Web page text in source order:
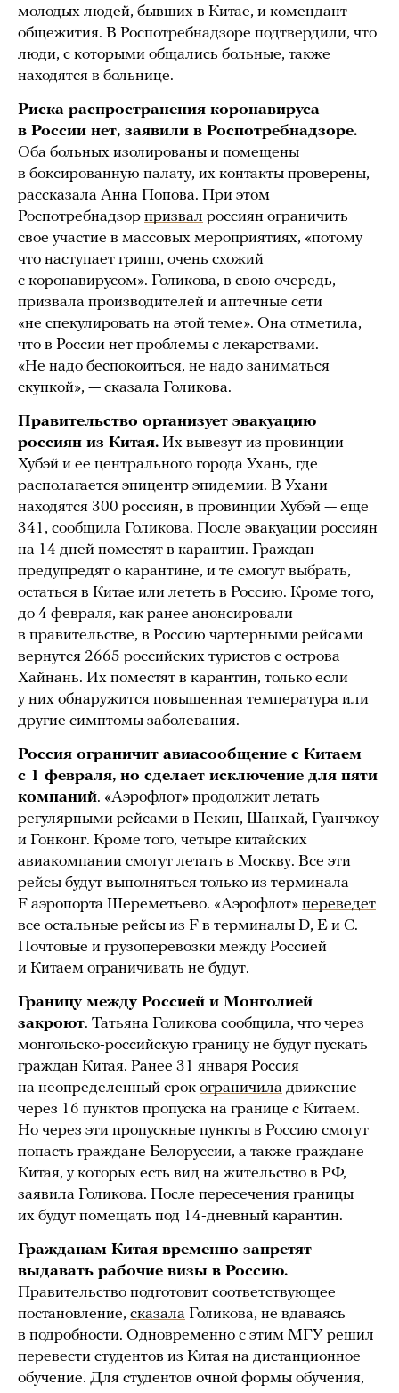
молодых людей, бывших в Китае, и комендант
общежития. В Роспотребнадзоре подтвердили, что
люди, с которыми общались больные, также
находятся в больнице.
Риска распространения коронавируса
в России нет, заявили в Роспотребнадзоре.
Оба больных изолированы и помещены
в боксированную палату, их контакты проверены,
рассказала Анна Попова. При этом
Роспотребнадзор призвал россиян ограничить
свое участие в массовых мероприятиях, «потому
что наступает грипп, очень схожий
с коронавирусом». Голикова, в свою очередь,
призвала производителей и аптечные сети
«не спекулировать на этой теме». Она отметила,
что в России нет проблемы с лекарствами.
«Не надо беспокоиться, не надо заниматься
скупкой», — сказала Голикова.
Правительство организует эвакуацию
россиян из Китая. Их вывезут из провинции
Хубэй и ее центрального города Ухань, где
располагается эпицентр эпидемии. В Ухани
находятся 300 россиян, в провинции Хубэй — еще
341, сообщила Голикова. После эвакуации россиян
на 14 дней поместят в карантин. Граждан
предупредят о карантине, и те смогут выбрать,
остаться в Китае или лететь в Россию. Кроме того,
до 4 февраля, как ранее анонсировали
в правительстве, в Россию чартерными рейсами
вернутся 2665 российских туристов с острова
Хайнань. Их поместят в карантин, только если
у них обнаружится повышенная температура или
другие симптомы заболевания.
Россия ограничит авиасообщение с Китаем
с 1 февраля, но сделает исключение для пяти
компаний. «Аэрофлот» продолжит летать
регулярными рейсами в Пекин, Шанхай, Гуанчжоу
и Гонконг. Кроме того, четыре китайских
авиакомпании смогут летать в Москву. Все эти
рейсы будут выполняться только из терминала
F аэропорта Шереметьево. «Аэрофлот» переведет
все остальные рейсы из F в терминалы D, E и C.
Почтовые и грузоперевозки между Россией
и Китаем ограничивать не будут.
Границу между Россией и Монголией
закроют. Татьяна Голикова сообщила, что через
монгольско-российскую границу не будут пускать
граждан Китая. Ранее 31 января Россия
на неопределенный срок ограничила движение
через 16 пунктов пропуска на границе с Китаем.
Но через эти пропускные пункты в Россию смогут
попасть граждане Белоруссии, а также граждане
Китая, у которых есть вид на жительство в РФ,
заявила Голикова. После пересечения границы
их будут помещать под 14-дневный карантин.
Гражданам Китая временно запретят
выдавать рабочие визы в Россию.
Правительство подготовит соответствующее
постановление, сказала Голикова, не вдаваясь
в подробности. Одновременно с этим МГУ решил
перевести студентов из Китая на дистанционное
обучение. Для студентов очной формы обучения,